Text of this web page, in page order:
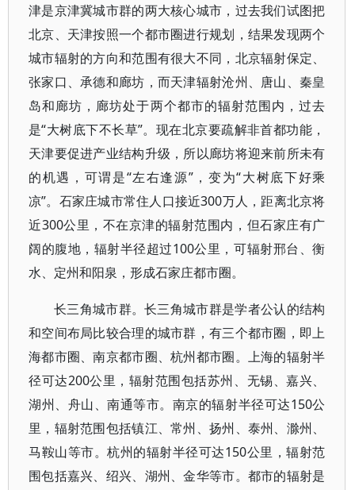
津是京津冀城市群的两大核心城市，过去我们试图把
北京、天津按照一个都市圈进行规划，结果发现两个
城市辐射的方向和范围有很大不同，北京辐射保定、
张家口、承德和廊坊，而天津辐射沧州、唐山、秦皇
岛和廊坊，廊坊处于两个都市的辐射范围内，过去
是“大树底下不长草”。现在北京要疏解非首都功能，
天津要促进产业结构升级，所以廊坊将迎来前所未有
的机遇，可谓是“左右逢源”，变为“大树底下好乘
凉”。石家庄城市常住人口接近300万人，距离北京将
近300公里，不在京津的辐射范围内，但石家庄有广
阔的腹地，辐射半径超过100公里，可辐射邢台、衡
水、定州和阳泉，形成石家庄都市圈。
长三角城市群。长三角城市群是学者公认的结构
和空间布局比较合理的城市群，有三个都市圈，即上
海都市圈、南京都市圈、杭州都市圈。上海的辐射半
径可达200公里，辐射范围包括苏州、无锡、嘉兴、
湖州、舟山、南通等市。南京的辐射半径可达150公
里，辐射范围包括镇江、常州、扬州、泰州、滁州、
马鞍山等市。杭州的辐射半径可达150公里，辐射范
围包括嘉兴、绍兴、湖州、金华等市。都市的辐射是